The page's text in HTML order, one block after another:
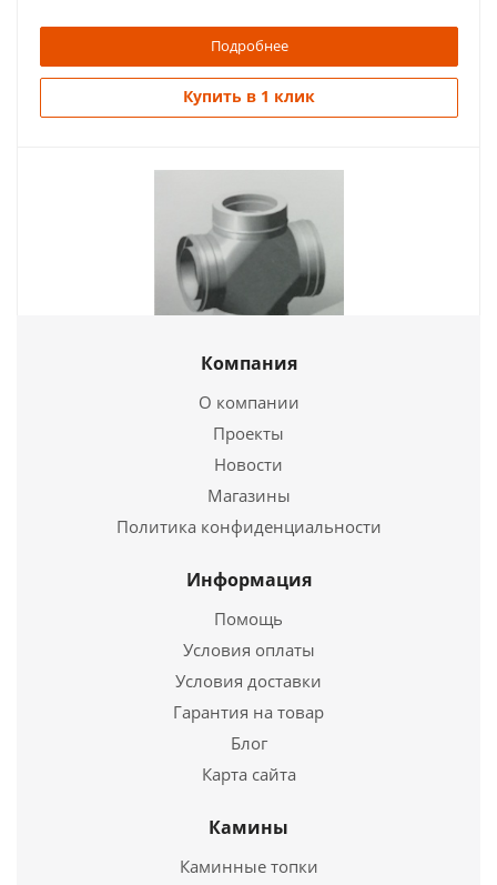
Подробнее
Купить в 1 клик
Четверик - Термо ЧТ-430, 0,8-430 d 120/180
5 896
Подробнее
Купить в 1 клик
Труба Термо ТТ-Р L 250 430. 0.8/430, 0,55 d 120/200
1 210руб.
Компания
О компании
Проекты
Новости
Магазины
Политика конфиденциальности
Информация
Помощь
Условия оплаты
Условия доставки
Гарантия на товар
Блог
Карта сайта
Камины
Каминные топки